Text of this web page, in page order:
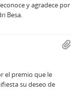
y agradece por
Besa.
el premio que le
su deseo de